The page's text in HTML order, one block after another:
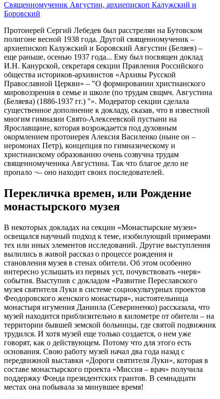
Священномученик Августин, архиепископ Калужский и
Боровский
Протоиерей Сергий Лебедев был расстрелян на Бутовском
полигоне весной 1938 года. Другой священномученик –
архиепископ Калужский и Боровский Августин (Беляев) –
еще раньше, осенью 1937 года... Ему был посвящен доклад
И.Н. Канурской, секретаря секции Правления Российского
общества историков-архивистов «Архивы Русской
Православной Церкви» – "О формировании христианского
мировоззрения в семье и школе (по трудам свщмч. Августина
(Беляева) (1886-1937 гг.) "». Модератор секции сделала
существенное дополнение к докладу, сказав, что в известной
многим гимназии Свято-Алексеевской пустыни на
Ярославщине, которая возрождается под духовным
окормлением протоиерея Алексия Василенко (ныне он –
иеромонах Петр), концепция по гимназическому и
христианскому образованию очень созвучна трудам
священномученика Августина. Так что благое дело не
пропало ¬– оно находит своих последователей.
Перекличка времен, или Рождение
монастырского музея
В некоторых докладах на секции «Монастырские музеи»
освещался научный подход к теме, изобилующий примерами
тех или иных элементов исследований. Другие выступления
вылились в живой рассказ о процессе рождения и
становления музея в стенах обители. Об этом особенно
интересно услышать из первых уст, почувствовать «нерв»
события. Выступив с докладом «Развитие Переславского
музея святителя Луки в системе социокультурных проектов
Феодоровского женского монастыря», настоятельница
монастыря игумения Даниила (Севериненко) рассказала, что
музей находится приблизительно в километре от обители – на
территории бывшей земской больницы, где святой подвижник
трудился. И хотя музей еще только создается, о нем уже
говорят, как о действующем. Потому что для этого есть
основания. Свою работу музей начал два года назад с
передвижной выставки «Дороги святителя Луки», которая в
составе монастырского проекта «Миссия – врач» получила
поддержку Фонда президентских грантов. В семнадцати
местах она побывала за минувшее время!